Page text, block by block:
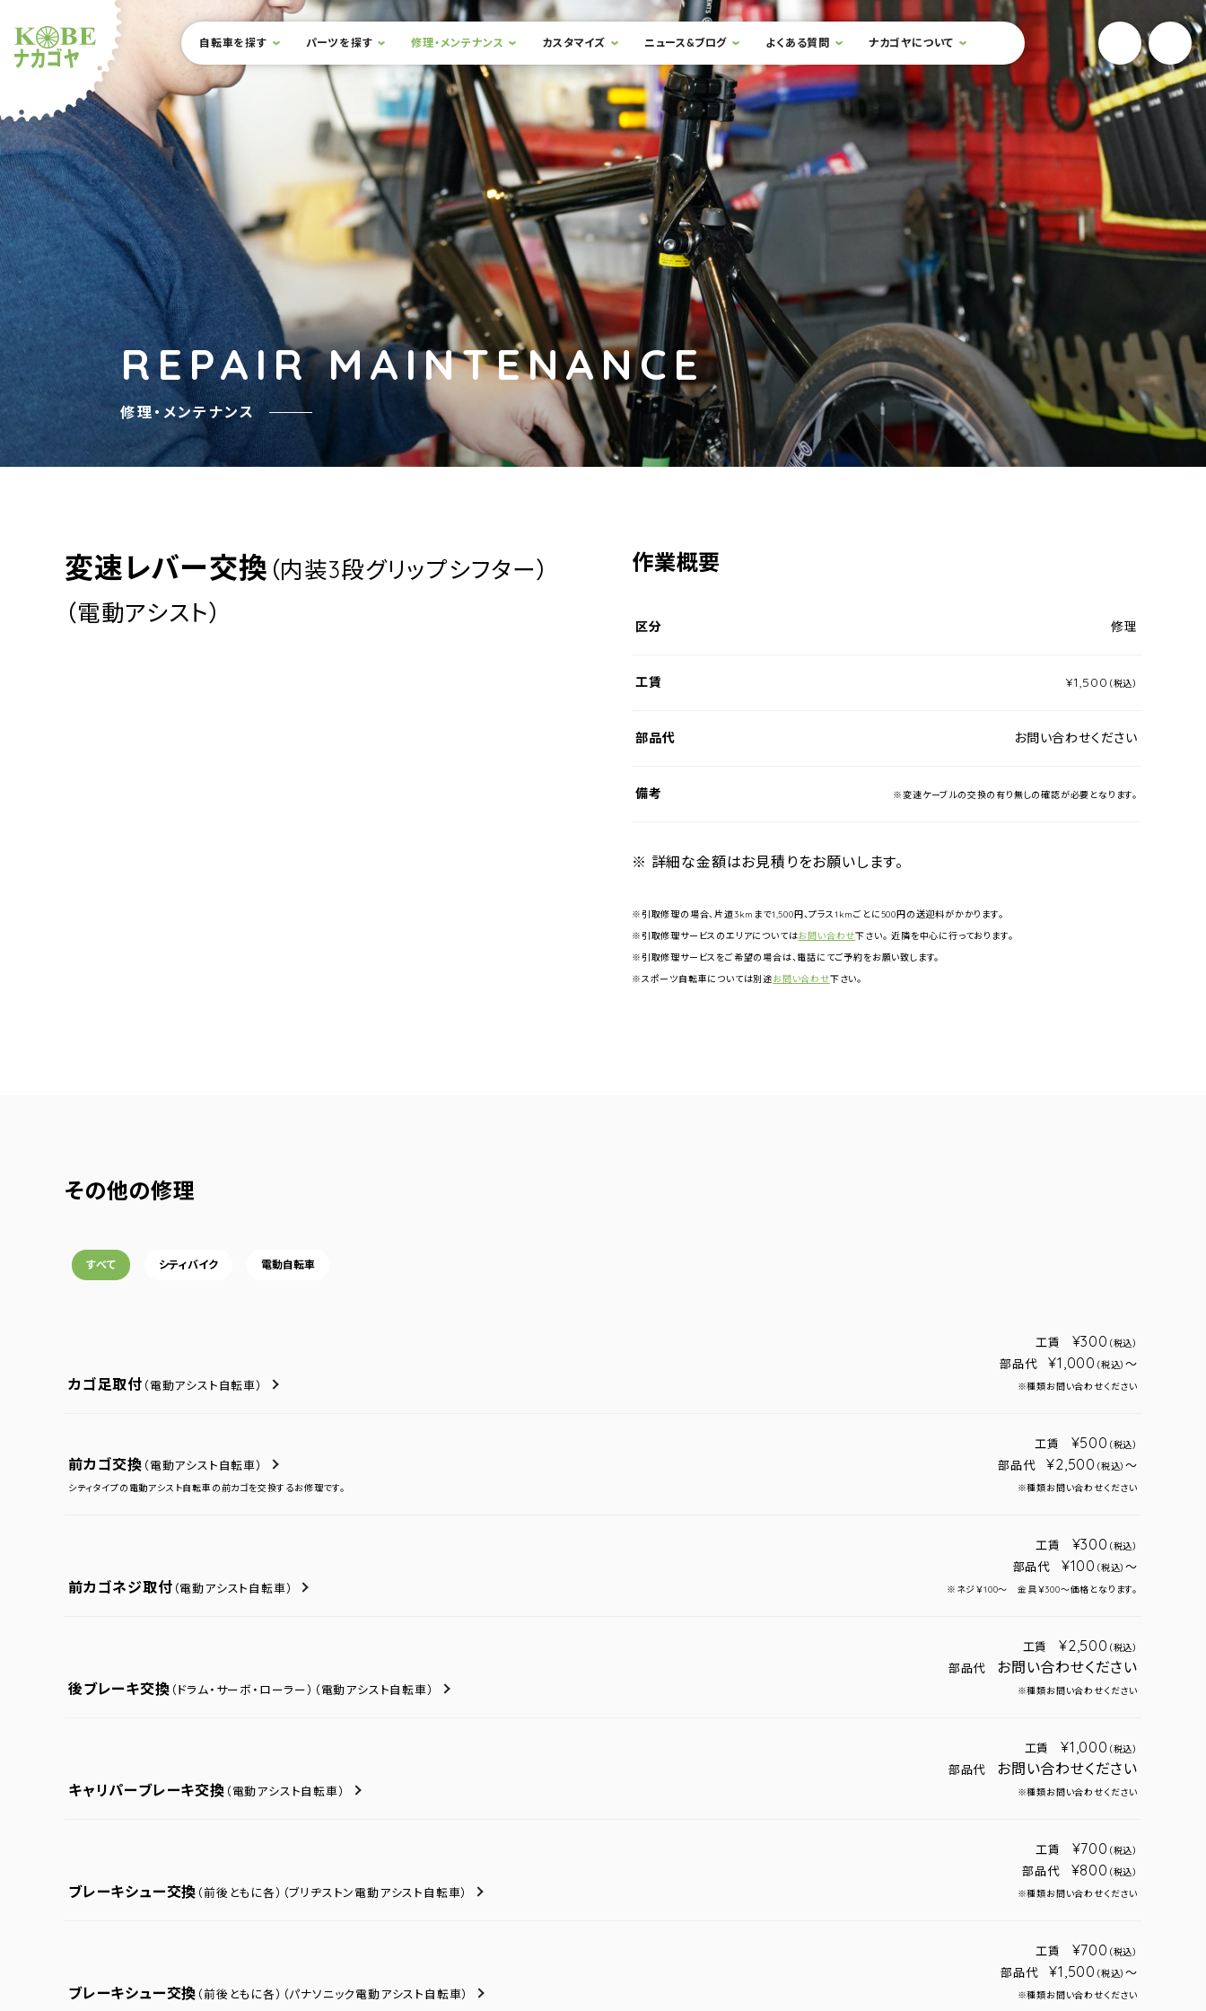
ショップナカゴヤ
サイト内メニュー
本文までスキップ
自転車を探す パーツを探す 修理・メンテナンス カスタマイズ ニュース&ブログ よくある質問 ナカゴヤについて 検索フォームを開閉する YouTube
REPAIR MAINTENANCE
修理・メンテナンス
変速レバー交換 （内装3段グリップシフター）
（電動アシスト）
作業概要
区分 修理
工賃 ¥1,500 （税込）
部品代 お問い合わせください
備考 ※変速ケーブルの交換の有り無しの確認が必要となります。
※ 詳細な金額はお見積りをお願いします。
※引取修理の場合、片道3kmまで1,500円、プラス1kmごとに500円の送迎料がかかります。
※引取修理サービスのエリアについてはお問い合わせ下さい。 近隣を中心に行っております。
※引取修理サービスをご希望の場合は、電話にてご予約をお願い致します。
※スポーツ自転車については別途お問い合わせ下さい。
その他の修理
すべて シティバイク 電動自転車
カゴ足取付 （電動アシスト自転車）
工賃 ¥300 （税込）
部品代 ¥1,000 （税込）～
※種類お問い合わせください
前カゴ交換 （電動アシスト自転車）
シティタイプの電動アシスト自転車の前カゴを交換するお修理です。
工賃 ¥500 （税込）
部品代 ¥2,500 （税込）～
※種類お問い合わせください
前カゴネジ取付 （電動アシスト自転車）
工賃 ¥300 （税込）
部品代 ¥100 （税込）～
※ネジ￥100～ 金具￥300～価格となります。
後ブレーキ交換 （ドラム・サーボ・ローラー） （電動アシスト自転車）
工賃 ¥2,500 （税込）
部品代 お問い合わせください
※種類お問い合わせください
キャリパーブレーキ交換 （電動アシスト自転車）
工賃 ¥1,000 （税込）
部品代 お問い合わせください
※種類お問い合わせください
ブレーキシュー交換 （前後ともに各） （ブリヂストン電動アシスト自転車）
工賃 ¥700 （税込）
部品代 ¥800 （税込）
※種類お問い合わせください
ブレーキシュー交換 （前後ともに各） （パナソニック電動アシスト自転車）
工賃 ¥700 （税込）
部品代 ¥1,500 （税込）～
※種類お問い合わせください